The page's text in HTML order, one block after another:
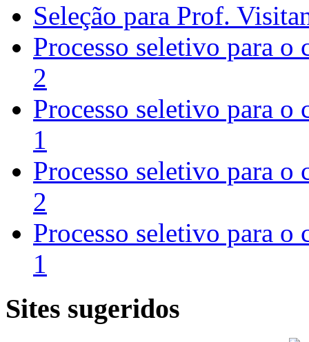
Seleção para Prof.
Processo seletivo para
2
Processo seletivo para
1
Processo seletivo para
2
Processo seletivo para
1
Sites sugeridos